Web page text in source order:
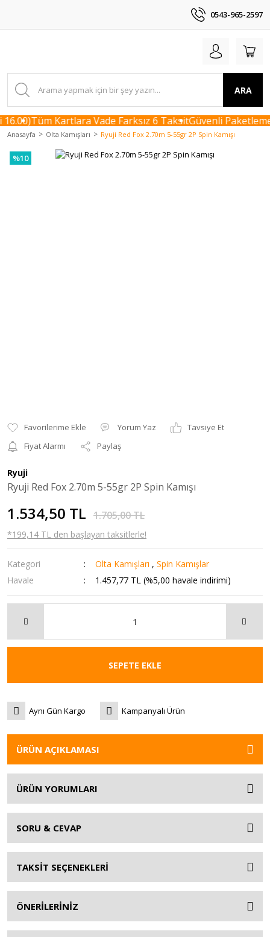
0543-965-2597
ARA
Tüm Kartlara Vade Farksız 6 TaksitGüvenli
Anasayfa Olta Kamışları Ryuji Red Fox 2.70m 5-55gr 2P Spin Kamışı
%10
Yorum Yaz
Tavsiye Et
Fiyat Alarmı
Paylaş
Ryuji
Ryuji Red Fox 2.70m 5-55gr 2P Spin Kamışı
1.534,50 TL 1.705,00 TL
*199,14 TL den başlayan taksitlerle!
Kategori Olta Kamışları ,Spin Kamışlar
Havale
1.457,77 TL (%5,00 havale indirimi)
SEPETE EKLE
Aynı Gün Kargo Kampanyalı Ürün
ÜRÜN AÇIKLAMASI
ÜRÜN YORUMLARI
SORU & CEVAP
TAKSİT SEÇENEKLERİ
ÖNERİLERİNİZ